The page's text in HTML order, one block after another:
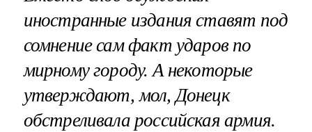
иностранные издания ставят под
сомнение сам факт ударов по
мирному городу. А некоторые
утверждают, мол, Донецк
обстреливала российская армия.